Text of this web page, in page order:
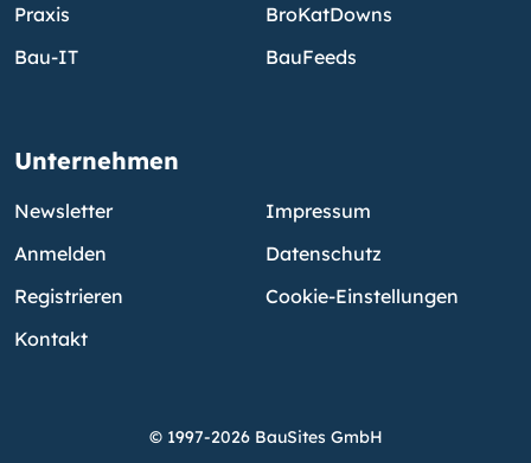
Praxis
Bau-IT
BroKatDowns
BauFeeds
Unternehmen
Newsletter
Anmelden
Registrieren
Kontakt
Impressum
Datenschutz
Cookie-Einstellungen
© 1997-2026 BauSites GmbH